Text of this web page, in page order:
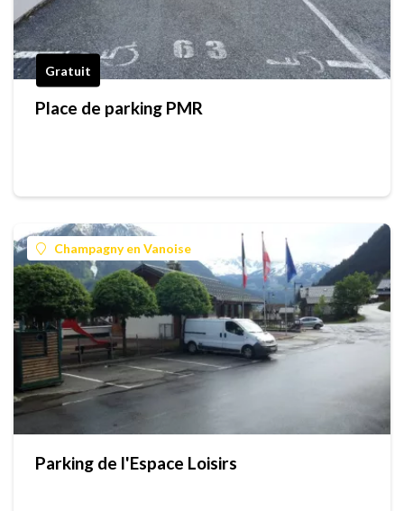
Gratuit
Place de parking PMR
Champagny en Vanoise
Parking de l'Espace Loisirs